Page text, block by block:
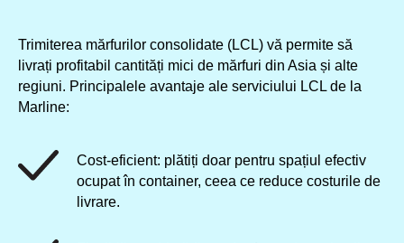
Trimiterea mărfurilor consolidate (LCL) vă permite să
livrați profitabil cantități mici de mărfuri din Asia și alte
regiuni. Principalele avantaje ale serviciului LCL de la
Marline:
Cost-eficient: plătiți doar pentru spațiul efectiv
ocupat în container, ceea ce reduce costurile de
livrare.